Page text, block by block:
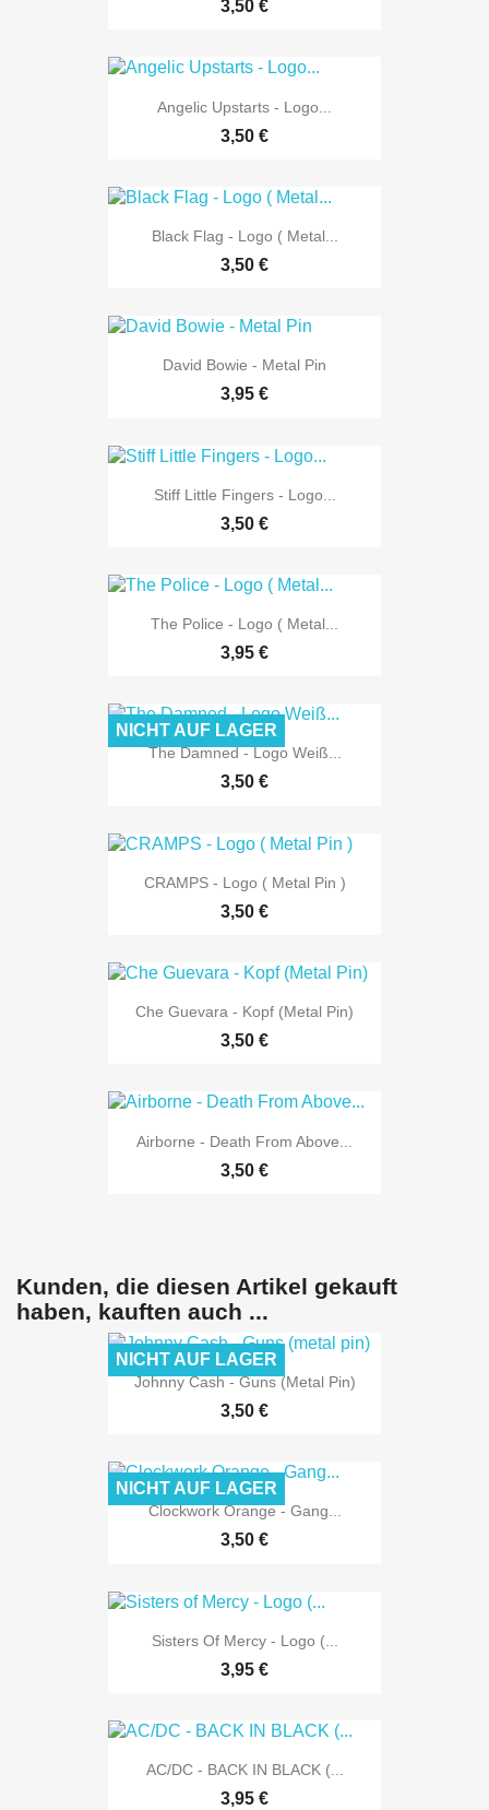
3,50 €
Angelic Upstarts - Logo...
3,50 €
Black Flag - Logo ( Metal...
3,50 €
David Bowie - Metal Pin
3,95 €
Stiff Little Fingers - Logo...
3,50 €
The Police - Logo ( Metal...
3,95 €
The Damned - Logo Weiß...
3,50 €
NICHT AUF LAGER
CRAMPS - Logo ( Metal Pin )
3,50 €
Che Guevara - Kopf (Metal Pin)
3,50 €
Airborne - Death From Above...
3,50 €
Kunden, die diesen Artikel gekauft
haben, kauften auch ...
Johnny Cash - Guns (metal Pin)
3,50 €
NICHT AUF LAGER
Clockwork Orange - Gang...
3,50 €
NICHT AUF LAGER
Sisters Of Mercy - Logo (...
3,95 €
AC/DC - BACK IN BLACK (...
3,95 €